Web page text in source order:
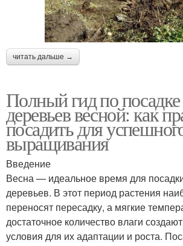
читать дальше →
Полный гид по
деревьев весной: как
посадить для
выращивания
Введение
Весна — идеальное время для
деревьев. В этот период растения
переносят пересадку, а мягкие
достаточное количество влаги
условия для их адаптации и роста.